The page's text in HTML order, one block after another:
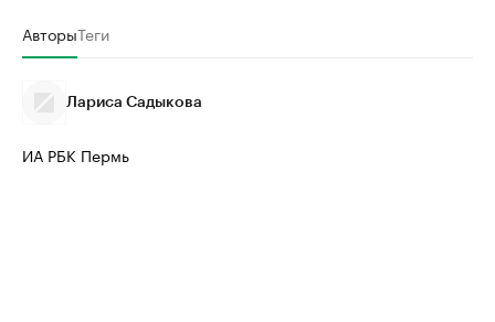
АвторыТеги
Лариса Садыкова
ИА РБК Пермь